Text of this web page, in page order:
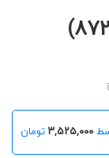
۳,۵۲۵,۰۰۰تومان